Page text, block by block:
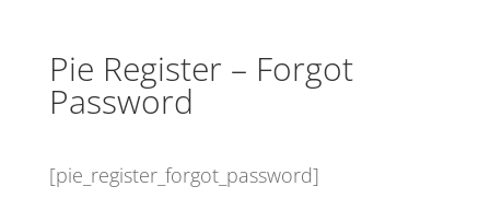
Pie Register – Forgot
Password
[pie_register_forgot_password]